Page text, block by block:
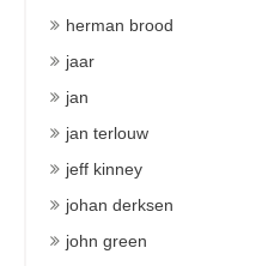
herman brood
jaar
jan
jan terlouw
jeff kinney
johan derksen
john green